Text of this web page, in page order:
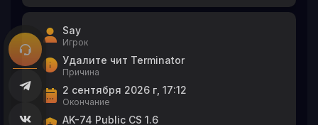
Say
Игрок
Удалите чит Terminator
Причина
2 сентября 2026 г, 17:12
Окончание
AK-74 Public CS 1.6